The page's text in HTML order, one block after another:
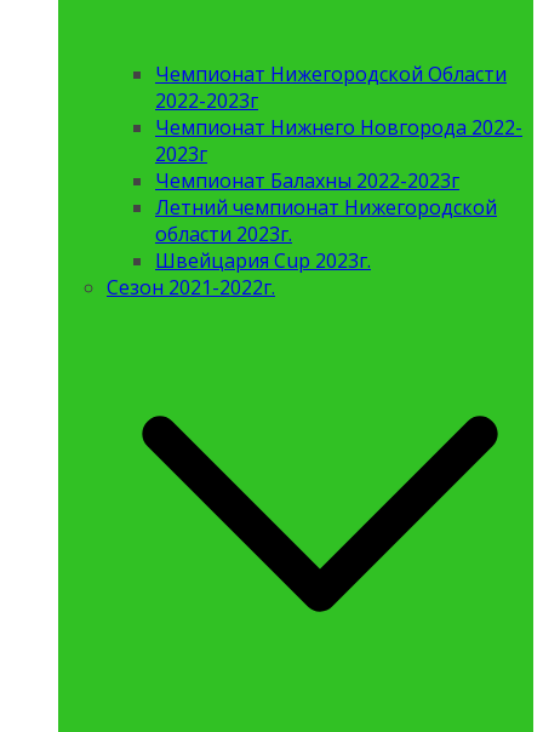
Чемпионат Нижегородской Области
2022-2023г
Чемпионат Нижнего Новгорода 2022-
2023г
Чемпионат Балахны 2022-2023г
Летний чемпионат Нижегородской
области 2023г.
Швейцария Cup 2023г.
Сезон 2021-2022г.